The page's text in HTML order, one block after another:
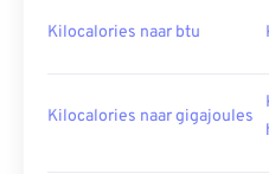
Kilocalories naar btu
Kilocalories naar gigajoules